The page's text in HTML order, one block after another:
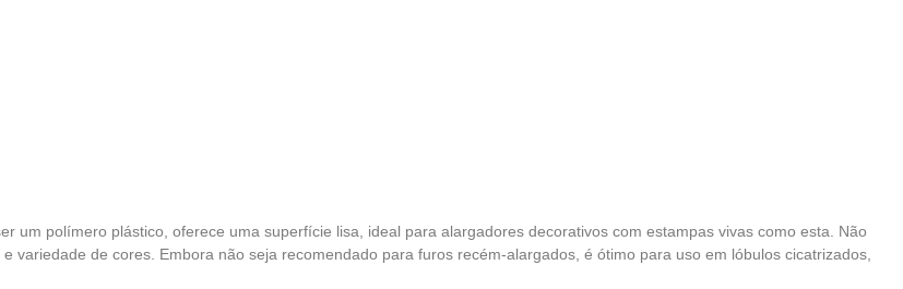
um polímero plástico, oferece uma superfície lisa, ideal para alargadores decorativos com estampas vivas como esta. Não
variedade de cores. Embora não seja recomendado para furos recém-alargados, é ótimo para uso em lóbulos cicatrizados,